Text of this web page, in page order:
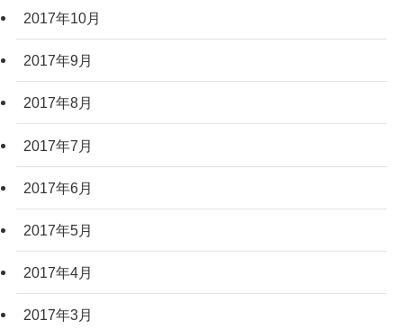
2017年10月
2017年9月
2017年8月
2017年7月
2017年6月
2017年5月
2017年4月
2017年3月